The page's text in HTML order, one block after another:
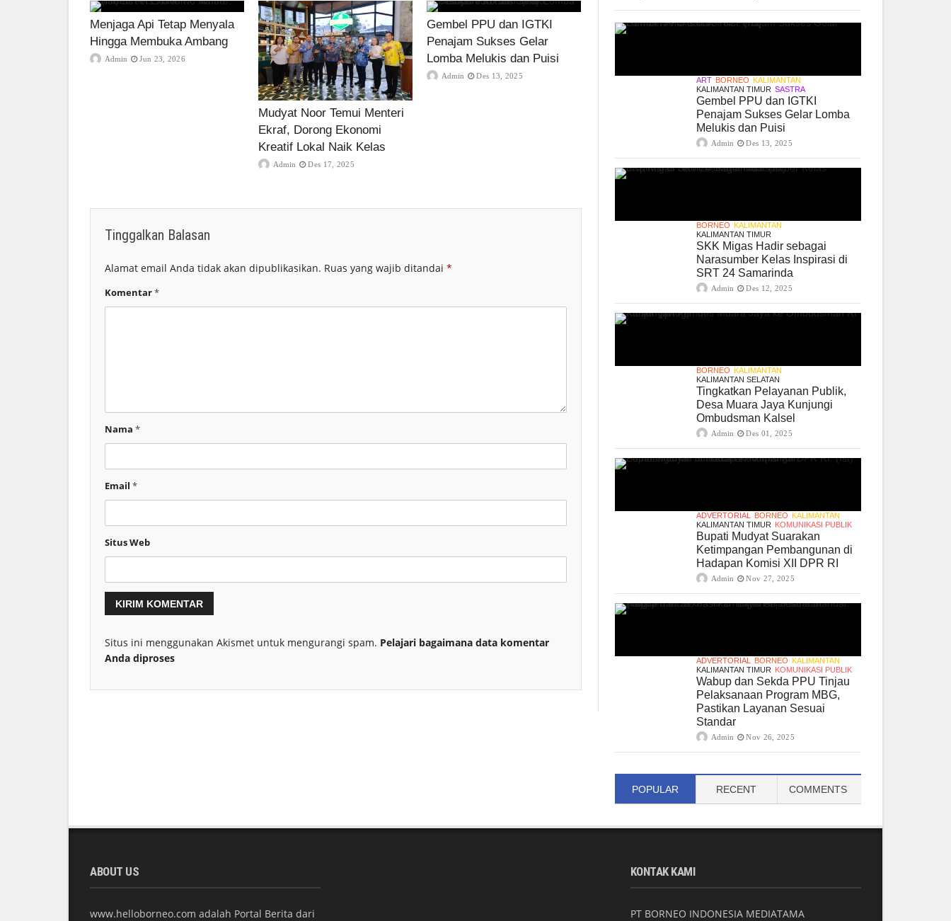
Menjaga Api Tetap Menyala
Hingga Membuka Ambang
Admin Jun 23, 2026
Mudyat Noor Temui Menteri
Ekraf, Dorong Ekonomi
Kreatif Lokal Naik Kelas
Admin Des 17, 2025
Gembel PPU dan IGTKI
Penajam Sukses Gelar
Lomba Melukis dan Puisi
Admin Des 13, 2025
Tinggalkan Balasan
Alamat email Anda tidak akan dipublikasikan. Ruas yang wajib ditandai *
Komentar*
Nama *
Email *
Situs Web
Situs ini menggunakan Akismet untuk mengurangi spam. Pelajari bagaimana data komentar
Anda diproses
ART BORNEO KALIMANTAN
KALIMANTAN TIMUR SASTRA
Gembel PPU dan IGTKI
Penajam Sukses Gelar Lomba
Melukis dan Puisi
Admin Des 13, 2025
BORNEO KALIMANTAN
KALIMANTAN TIMUR
SKK Migas Hadir sebagai
Narasumber Kelas Inspirasi di
SRT 24 Samarinda
Admin Des 12, 2025
BORNEO KALIMANTAN
KALIMANTAN SELATAN
Tingkatkan Pelayanan Publik,
Desa Muara Jaya Kunjungi
Ombudsman Kalsel
Admin Des 01, 2025
ADVERTORIAL BORNEO KALIMANTAN
KALIMANTAN TIMUR KOMUNIKASI PUBLIK
Bupati Mudyat Suarakan
Ketimpangan Pembangunan di
Hadapan Komisi XII DPR RI
Admin Nov 27, 2025
ADVERTORIAL BORNEO KALIMANTAN
KALIMANTAN TIMUR KOMUNIKASI PUBLIK
Wabup dan Sekda PPU Tinjau
Pelaksanaan Program MBG,
Pastikan Layanan Sesuai
Standar
Admin Nov 26, 2025
POPULAR RECENT COMMENTS
ABOUT US
www.helloborneo.com adalah Portal Berita dari
KONTAK KAMI
PT BORNEO INDONESIA MEDIATAMA